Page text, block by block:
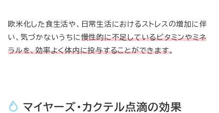
欧米化した食生活や、日常生活におけるストレスの増加に伴
い、気づかないうちに 慢性的に不足しているビタミンやミネ
ラルを、効率よく体内に投与することができます。
マイヤーズ・カクテル点滴の効果